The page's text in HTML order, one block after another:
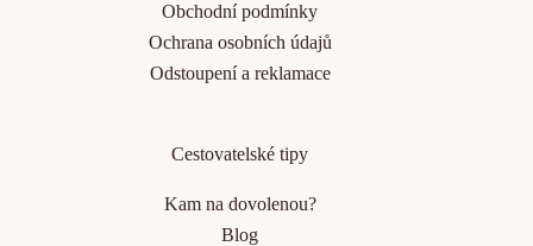
Obchodní podmínky
Ochrana osobních údajů
Odstoupení a reklamace
Cestovatelské tipy
Kam na dovolenou?
Blog